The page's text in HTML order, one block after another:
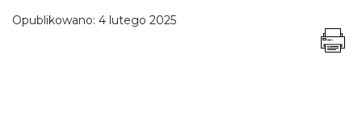
Opublikowano: 4 lutego 2025